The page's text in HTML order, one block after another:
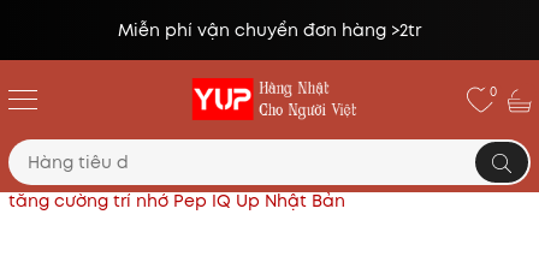
Miễn phí vận chuyển đơn hàng >2tr
0
Trang chủ Thực phẩm chức năng Nhật
Viên bổ não
tăng cường trí nhớ Pep IQ Up Nhật Bản